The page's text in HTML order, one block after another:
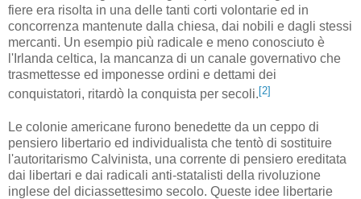
fiere era risolta in una delle tanti corti volontarie ed in
concorrenza mantenute dalla chiesa, dai nobili e dagli stessi
mercanti. Un esempio più radicale e meno conosciuto è
l'Irlanda celtica, la mancanza di un canale governativo che
trasmettesse ed imponesse ordini e dettami dei
conquistatori, ritardò la conquista per secoli.[2]
Le colonie americane furono benedette da un ceppo di
pensiero libertario ed individualista che tentò di sostituire
l'autoritarismo Calvinista, una corrente di pensiero ereditata
dai libertari e dai radicali anti-statalisti della rivoluzione
inglese del diciassettesimo secolo. Queste idee libertarie